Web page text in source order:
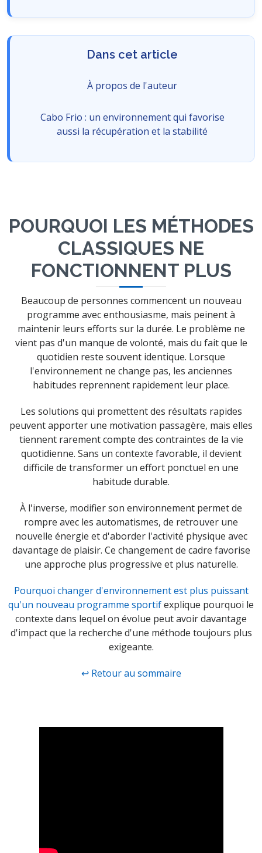
Dans cet article
À propos de l'auteur
Cabo Frio : un environnement qui favorise
aussi la récupération et la stabilité
POURQUOI LES MÉTHODES
CLASSIQUES NE
FONCTIONNENT PLUS
Beaucoup de personnes commencent un nouveau
programme avec enthousiasme, mais peinent à
maintenir leurs efforts sur la durée. Le problème ne
vient pas d'un manque de volonté, mais du fait que le
quotidien reste souvent identique. Lorsque
l'environnement ne change pas, les anciennes
habitudes reprennent rapidement leur place.
Les solutions qui promettent des résultats rapides
peuvent apporter une motivation passagère, mais elles
tiennent rarement compte des contraintes de la vie
quotidienne. Sans un contexte favorable, il devient
difficile de transformer un effort ponctuel en une
habitude durable.
À l'inverse, modifier son environnement permet de
rompre avec les automatismes, de retrouver une
nouvelle énergie et d'aborder l'activité physique avec
davantage de plaisir. Ce changement de cadre favorise
une approche plus progressive et plus naturelle.
Pourquoi changer d'environnement est plus puissant
qu'un nouveau programme sportifexplique pourquoi le
contexte dans lequel on évolue peut avoir davantage
d'impact que la recherche d'une méthode toujours plus
exigeante.
↩ Retour au sommaire